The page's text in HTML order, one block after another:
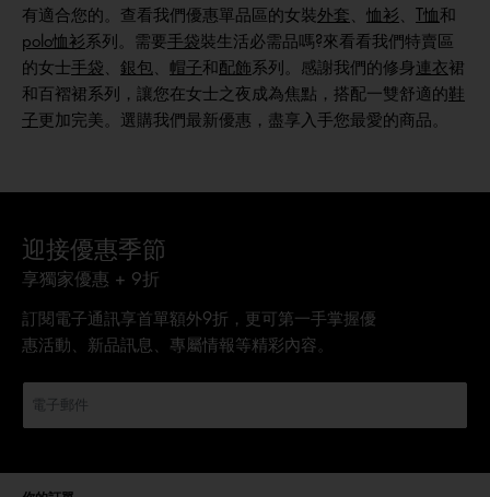
有適合您的。查看我們優惠單品區的女裝外套 、 恤衫 、 恤和
polo恤衫 系列。需要手袋裝生活必需品嗎?來看看我們特賣區
的女士手袋 、 銀包、 帽子和 配飾 系列。感謝我們的修身連衣裙
和百褶裙系列，讓您在女士之夜成為焦點，搭配一雙舒適的鞋
子 更加完美。選購我們最新優惠，盡享入手您最愛的商品。
迎接優惠季節
享獨家優惠 + 9折
訂閱電子通訊享首單額外9折，更可第一手掌握優
惠活動、新品訊息、專屬情報等精彩內容。